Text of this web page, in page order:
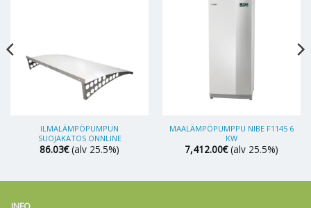
ILMALÄMPÖPUMPUN
SUOJAKATOS ONNLINE
86.03€ (alv 25.5%)
MAALÄMPÖPUMPPU NIBE F1145 6
KW
7,412.00€ (alv 25.5%)